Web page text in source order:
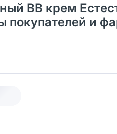
BB крем
покупателей и